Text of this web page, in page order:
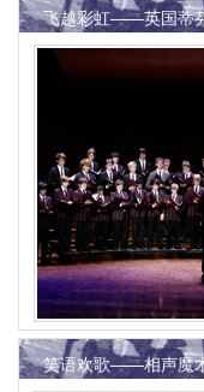
飞越彩虹——英国蒂
笑语欢歌——相声魔